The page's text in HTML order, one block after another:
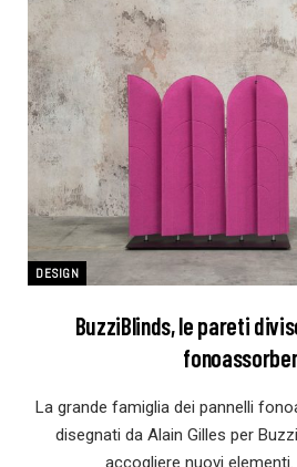
DESIGN
BuzziBlinds, le pareti
La grande famiglia dei pannelli
disegnati da Alain Gilles per
accogliere nuovi elementi.